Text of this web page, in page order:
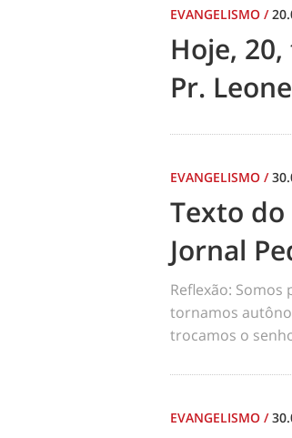
EVANGELISMO /
Hoje,
Pr. Leone
EVANGELISMO /
Texto
Jornal
Reflexão:
tornamos
trocamos o
EVANGELISMO /